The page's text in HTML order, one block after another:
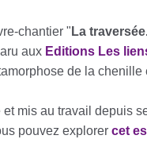
chantier " La
aux Editions Les
de la
mis au travail depuis
pouvez explorer cet